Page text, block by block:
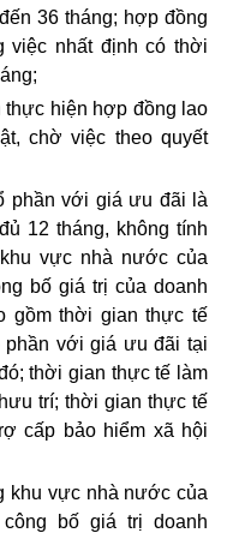
36 tháng; hợp đồng
việc nhất định có thời
hiện hợp đồng lao
chờ việc theo quyết
phần với giá ưu đãi là
12 tháng, không tính
vực nhà nước của
bố giá trị của doanh
gồm thời gian thực tế
phần với giá ưu đãi tại
thời gian thực tế làm
trí; thời gian thực tế
cấp bảo hiểm xã hội
khu vực nhà nước của
bố giá trị doanh